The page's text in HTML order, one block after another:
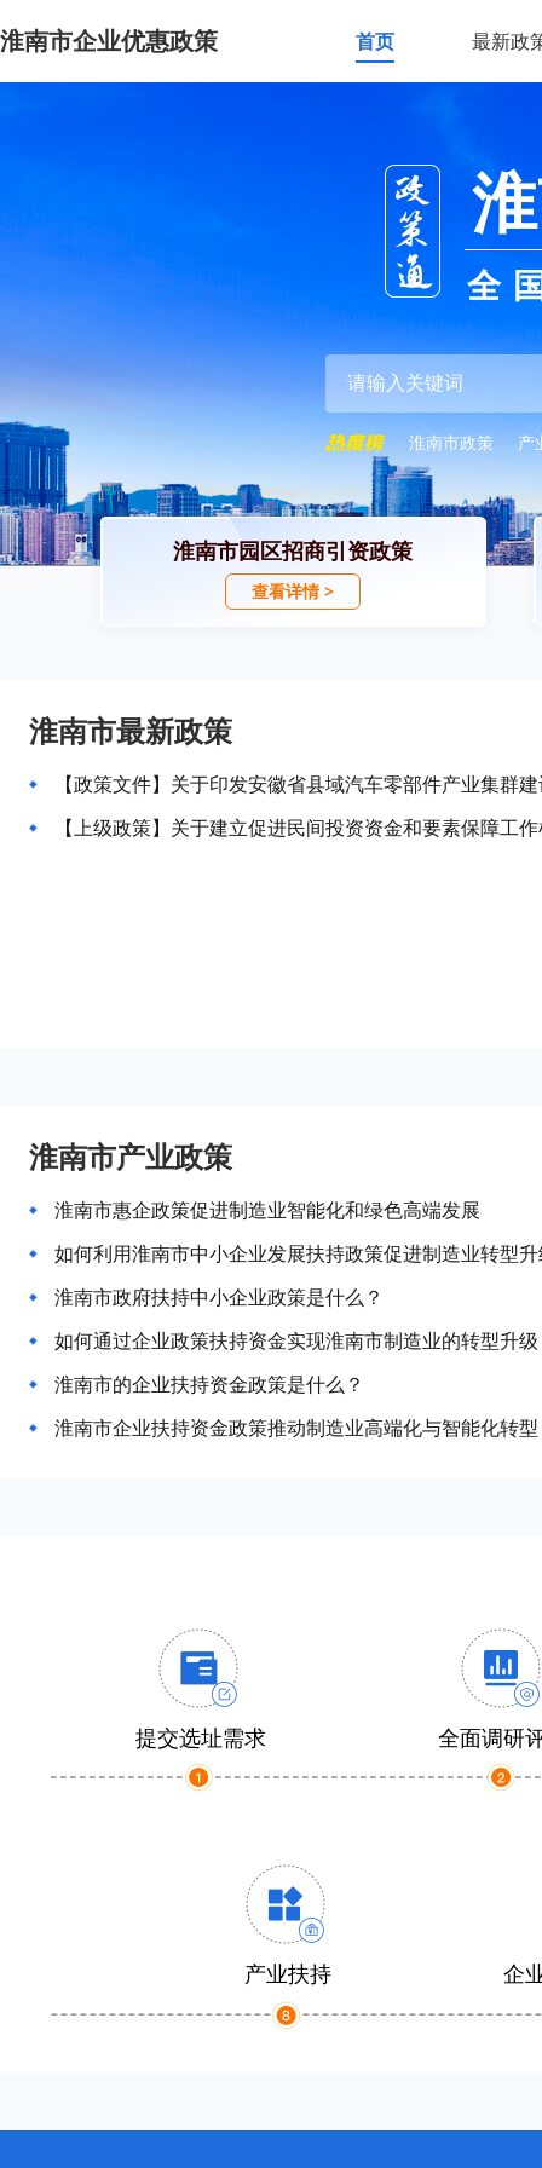
淮南市企业优惠政策 首页 最新政
全
淮南市政策 产
淮南市园区招商引资政策
查看详情 >
淮南市最新政策
【上级政策】关于建立促进民间投资资金和要素保障工
淮南市产业政策
淮南市惠企政策促进制造业智能化和绿色高端发展
如何利用淮南市中小企业发展扶持政策促进制造业转型
淮南市政府扶持中小企业政策是什么？
如何通过企业政策扶持资金实现淮南市制造业的转型升
淮南市的企业扶持资金政策是什么？
淮南市企业扶持资金政策推动制造业高端化与智能化转型
提交选址需求 全面调研
产业扶持 企